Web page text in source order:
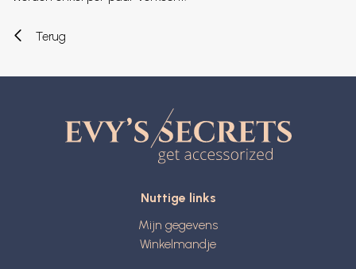
Terug
Nuttige links
Mijn gegevens
Winkelmandje